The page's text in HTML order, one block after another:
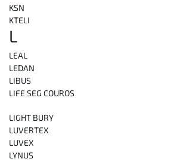
KSN
KTELI
L
LEAL
LEDAN
LIBUS
LIFE SEG COUROS
LIGHT BURY
LUVERTEX
LUVEX
LYNUS